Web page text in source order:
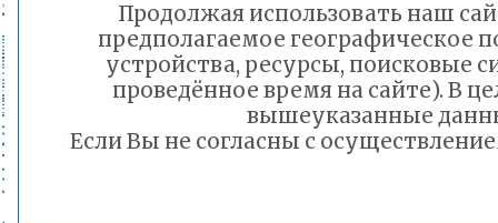
Продолжая использовать наш
предполагаемое географическое
устройства, ресурсы, поисковые
проведённое время на сайте). В
вышеуказанные
Если Вы не согласны с